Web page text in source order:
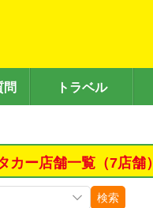
問 トラベル
ー店舗一覧（7店舗）
検索